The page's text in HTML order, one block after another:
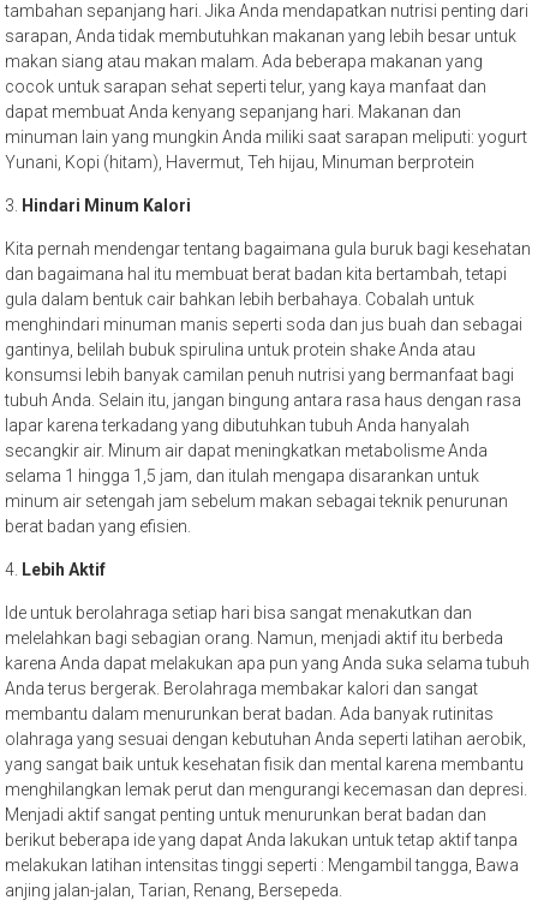
tambahan sepanjang hari. Jika Anda mendapatkan nutrisi penting dari
sarapan, Anda tidak membutuhkan makanan yang lebih besar untuk
makan siang atau makan malam. Ada beberapa makanan yang
cocok untuk sarapan sehat seperti telur, yang kaya manfaat dan
dapat membuat Anda kenyang sepanjang hari. Makanan dan
minuman lain yang mungkin Anda miliki saat sarapan meliputi: yogurt
Yunani, Kopi (hitam), Havermut, Teh hijau, Minuman berprotein
3. Hindari Minum Kalori
Kita pernah mendengar tentang bagaimana gula buruk bagi kesehatan
dan bagaimana hal itu membuat berat badan kita bertambah, tetapi
gula dalam bentuk cair bahkan lebih berbahaya. Cobalah untuk
menghindari minuman manis seperti soda dan jus buah dan sebagai
gantinya, belilah bubuk spirulina untuk protein shake Anda atau
konsumsi lebih banyak camilan penuh nutrisi yang bermanfaat bagi
tubuh Anda. Selain itu, jangan bingung antara rasa haus dengan rasa
lapar karena terkadang yang dibutuhkan tubuh Anda hanyalah
secangkir air. Minum air dapat meningkatkan metabolisme Anda
selama 1 hingga 1,5 jam, dan itulah mengapa disarankan untuk
minum air setengah jam sebelum makan sebagai teknik penurunan
berat badan yang efisien.
4. Lebih Aktif
Ide untuk berolahraga setiap hari bisa sangat menakutkan dan
melelahkan bagi sebagian orang. Namun, menjadi aktif itu berbeda
karena Anda dapat melakukan apa pun yang Anda suka selama tubuh
Anda terus bergerak. Berolahraga membakar kalori dan sangat
membantu dalam menurunkan berat badan. Ada banyak rutinitas
olahraga yang sesuai dengan kebutuhan Anda seperti latihan aerobik,
yang sangat baik untuk kesehatan fisik dan mental karena membantu
menghilangkan lemak perut dan mengurangi kecemasan dan depresi.
Menjadi aktif sangat penting untuk menurunkan berat badan dan
berikut beberapa ide yang dapat Anda lakukan untuk tetap aktif tanpa
melakukan latihan intensitas tinggi seperti : Mengambil tangga, Bawa
anjing jalan-jalan, Tarian, Renang, Bersepeda.